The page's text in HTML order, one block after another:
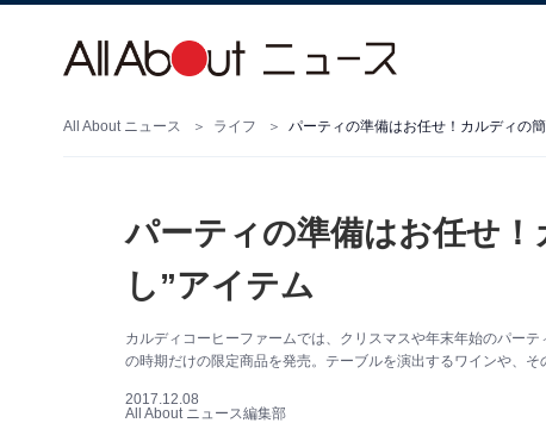
All About ニュース ライフ パーティの準備はお任せ！カルディの
パーティの準備はお任せ
し”アイテム
カルディコーヒーファームでは、クリスマスや年末年始のパー
の時期だけの限定商品を発売。テーブルを演出するワインや、
2017.12.08
All About ニュース編集部